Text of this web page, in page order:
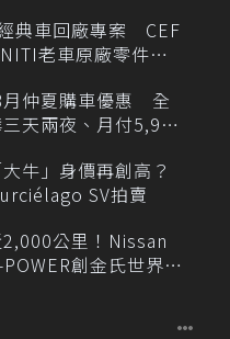
典車回廠專案 CEF
老車原廠零件最
月仲夏購車優惠 全
天兩夜、月付5,900
牛」身價再創高？
SV拍賣
公里！Nissan
創金氏世界紀